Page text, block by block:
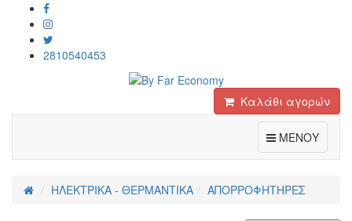
2810540453
Καλάθι αγορών
ΜΕΝΟΥ
ΗΛΕΚΤΡΙΚΑ - ΘΕΡΜΑΝΤΙΚΑ ΑΠΟΡΡΟΦΗΤΗΡΕΣ